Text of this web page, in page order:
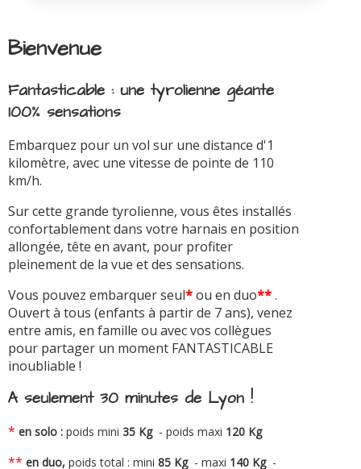
Bienvenue
Fantasticable : une tyrolienne géante
100% sensations
Embarquez pour un vol sur une distance d'1
kilomètre, avec une vitesse de pointe de 110
km/h.
Sur cette grande tyrolienne, vous êtes installés
confortablement dans votre harnais en position
allongée, tête en avant, pour profiter
pleinement de la vue et des sensations.
Vous pouvez embarquer seul*ou en duo**.
Ouvert à tous (enfants à partir de 7 ans), venez
entre amis, en famille ou avec vos collègues
pour partager un moment FANTASTICABLE
inoubliable !
A seulement 30 minutes de Lyon !
* en solo : poids mini 35 Kg - poids maxi 120 Kg
** en duo, poids total : mini 85 Kg - maxi 140 Kg -